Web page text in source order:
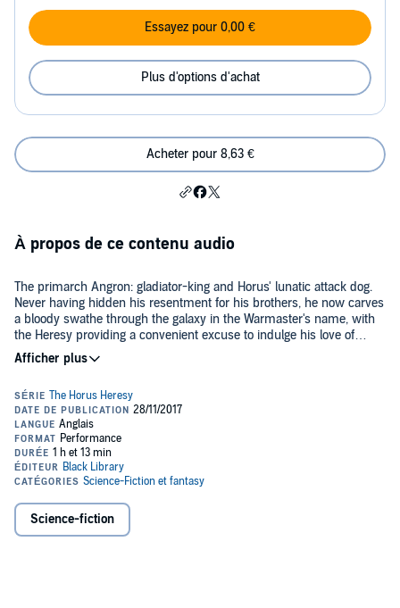
Essayez pour 0,00 €
Plus d'options d'achat
Acheter pour 8,63 €
À propos de ce contenu audio
The primarch Angron: gladiator-king and Horus' lunatic attack dog.
Never having hidden his resentment for his brothers, he now carves
a bloody swathe through the galaxy in the Warmaster's name, with
the Heresy providing a convenient excuse to indulge his love of
brutal warfare. When they are tasked with a secretive mission
alongside the Word Bearers Legion, the World Eaters' violent
the portents surrounding the primarch's berserk fury and his
ultimate destiny as 'the Blood God's son'....
©2012 Games Workshop Limited (P)2012 Games Workshop Limited
Science-fiction